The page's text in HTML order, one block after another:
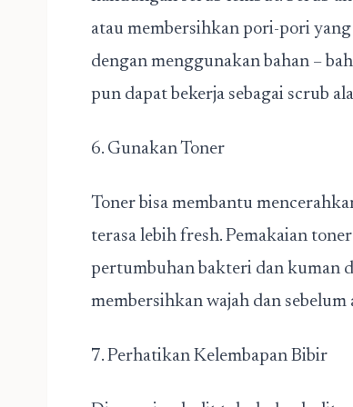
atau membersihkan pori-pori
dengan menggunakan bahan –
pun dapat bekerja sebagai scrub
6. Gunakan Toner
Toner bisa membantu
terasa lebih fresh. Pemakaian
pertumbuhan bakteri dan kuman
membersihkan wajah dan
7. Perhatikan Kelembapan Bibir